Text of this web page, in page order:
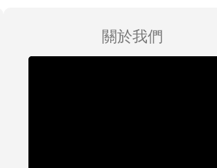
關於我們